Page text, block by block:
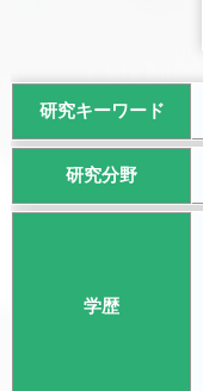
研究キーワード
研究分野
学歴